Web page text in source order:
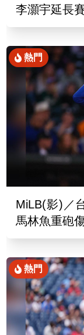
李灝宇延長
熱門
MiLB(影)／
馬林魚重砲
熱門